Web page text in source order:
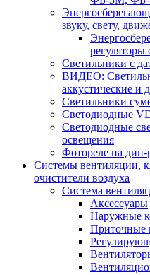
звуку, свету,
регуляторы
Светильники с
ВИДЕО:
аккустические и
Светильники
Светодиодные
Светодиодные
освещения
Фотореле на дин-
Системы вентиляции,
очистители воздуха
Система
Аксессуары
Наружные
Приточные